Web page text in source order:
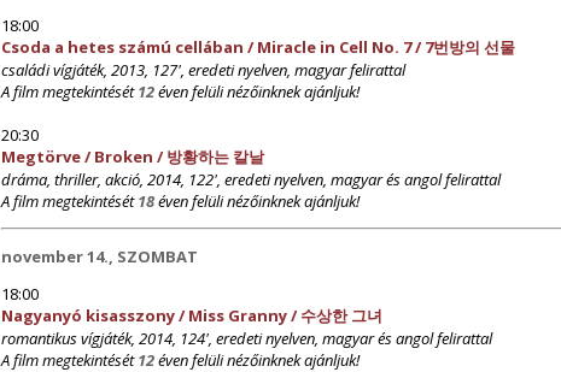
18:00
Csoda a hetes számú cellában / Miracle in Cell No. 7 /7번방의 선물
családi vígjáték, 2013, 127', eredeti nyelven, magyar felirattal
A film megtekintését12éven felüli nézőinknek ajánljuk!
20:30
Megtörve / Broken /방황하는 칼날
dráma, thriller, akció, 2014, 122', eredeti nyelven, magyar és angol felirattal
A film megtekintését18éven felüli nézőinknek ajánljuk!
november 14., SZOMBAT
18:00
Nagyanyó kisasszony / Miss Granny /수상한 그녀
romantikus vígjáték, 2014, 124', eredeti nyelven, magyar és angol felirattal
A film megtekintését12éven felüli nézőinknek ajánljuk!